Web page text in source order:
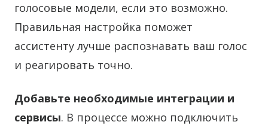
голосовые модели, если это возможно.
Правильная настройка поможет
ассистенту лучше распознавать ваш голос
и реагировать точно.
Добавьте необходимые интеграции и
сервисы. В процессе можно подключить